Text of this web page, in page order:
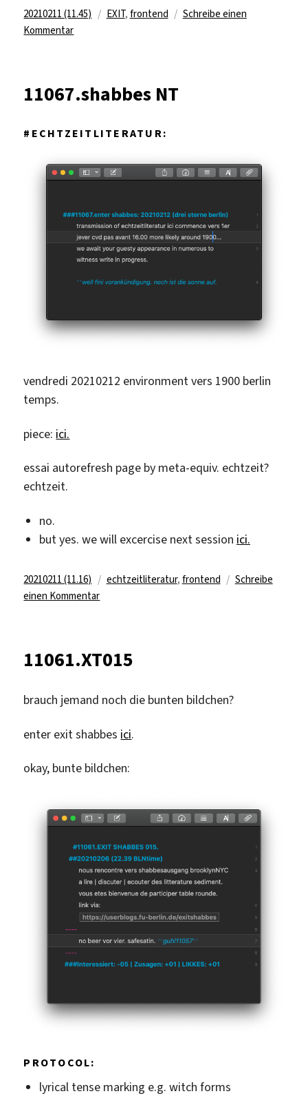
Veröffentlicht
am
20210211 (11.45) Kategorien
EXIT, frontend
Schreibe einen
Kommentarzu
11067.shabbes NT
#ECHTZEITLITERATUR:
vendredi 20210212 environment vers 1900 berlin
temps.
piece: ici.
essai autorefresh page by meta-equiv. echtzeit?
echtzeit.
no.
but yes. we will excercise next session ici.
Veröffentlicht
am
20210211 (11.16) Kategorien
echtzeitliteratur, frontend
Schreibe
einen Kommentarzu
11061.XT015
brauch jemand noch die bunten bildchen?
enter exit shabbes ici.
okay, bunte bildchen:
PROTOCOL:
lyrical tense marking e.g. witch forms